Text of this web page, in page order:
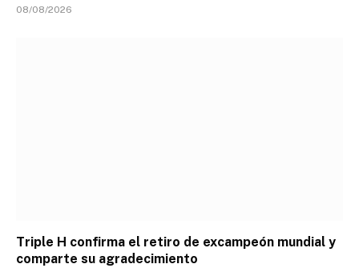
08/08/2026
Triple H confirma el retiro de excampeón mundial y
comparte su agradecimiento